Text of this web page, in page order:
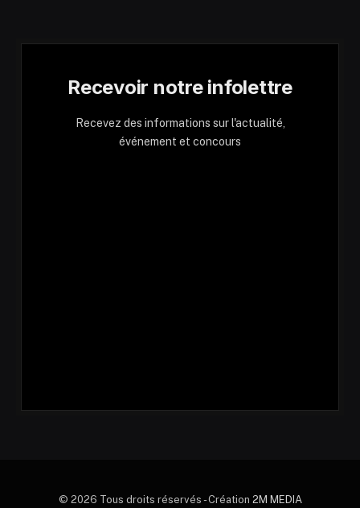
Recevoir notre infolettre
Recevez des informations sur l'actualité,
événement et concours
© 2026 Tous droits réservés - Création 2M MEDIA